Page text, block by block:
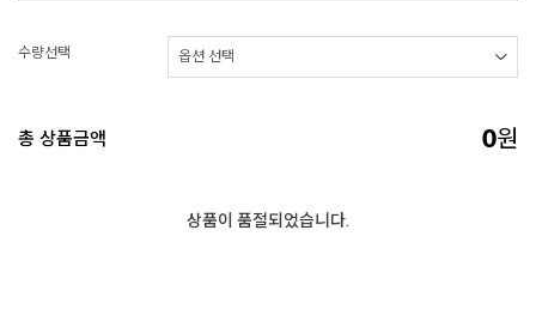
수량선택
총 상품금액 0원
상품이 품절되었습니다.